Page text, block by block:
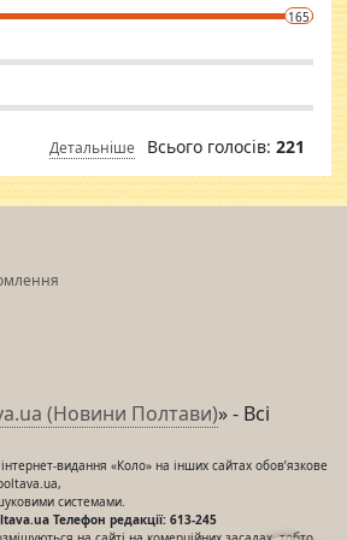
yourself fit and regularly go to the health165
Детальніше Всього голосів: 221
(Новини Полтави)» - Всі
видання «Коло» на інших сайтах обов’язкове
системами.
Телефон редакції: 613-245